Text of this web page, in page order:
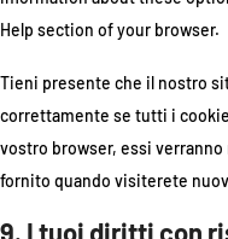
Help section of your browser.
Tieni presente che il nostro
correttamente se tutti i
vostro browser, essi
fornito quando visiterete
9. I tuoi diritti con